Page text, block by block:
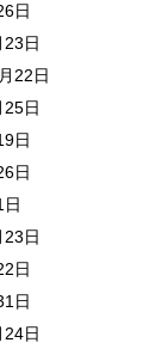
日
日
22日
日
日
日
日
日
日
日